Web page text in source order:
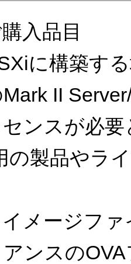
入品目
に構築す
II
ンスが必
の製品やラ
メージファ
ンスの